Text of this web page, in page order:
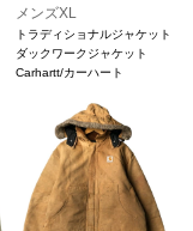
メンズXL
トラディショナルジャケット
ダックワークジャケット
Carhartt/カーハート